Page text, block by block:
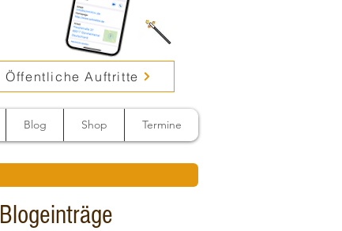
Öffentliche Auftritte
Blog Shop Termine
Blogeinträge